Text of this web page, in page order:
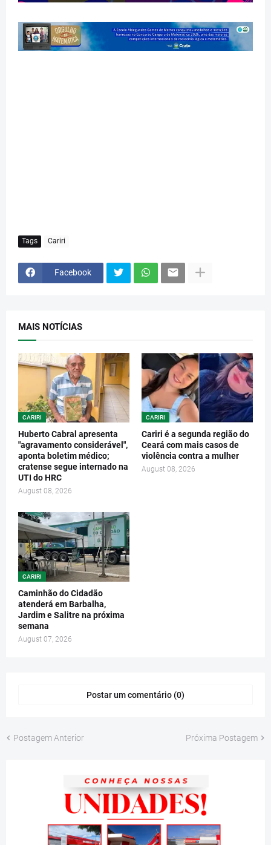
Tags Cariri
Facebook
MAIS NOTÍCIAS
CARIRI
Huberto Cabral apresenta
"agravamento considerável",
aponta boletim médico;
cratense segue internado na
UTI do HRC
August 08, 2026
CARIRI
Cariri é a segunda região do
Ceará com mais casos de
violência contra a mulher
August 08, 2026
CARIRI
Caminhão do Cidadão
atenderá em Barbalha,
Jardim e Salitre na próxima
semana
August 07, 2026
Postar um comentário (0)
Postagem Anterior Próxima Postagem